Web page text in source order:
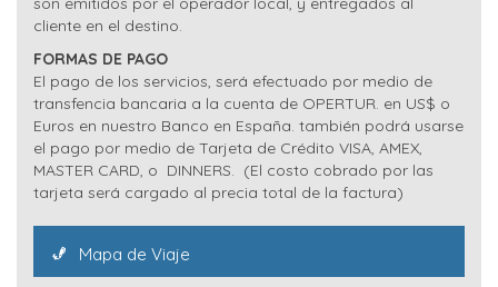
cliente en el destino.
FORMAS DE PAGO
El pago de los servicios, será efectuado por medio de
transfencia bancaria a la cuenta de OPERTUR. en US$ o
Euros en nuestro Banco en España. también podrá usarse
el pago por medio de Tarjeta de Crédito VISA, AMEX,
MASTER CARD, o DINNERS. (El costo cobrado por las
tarjeta será cargado al precia total de la factura)
Mapa de Viaje